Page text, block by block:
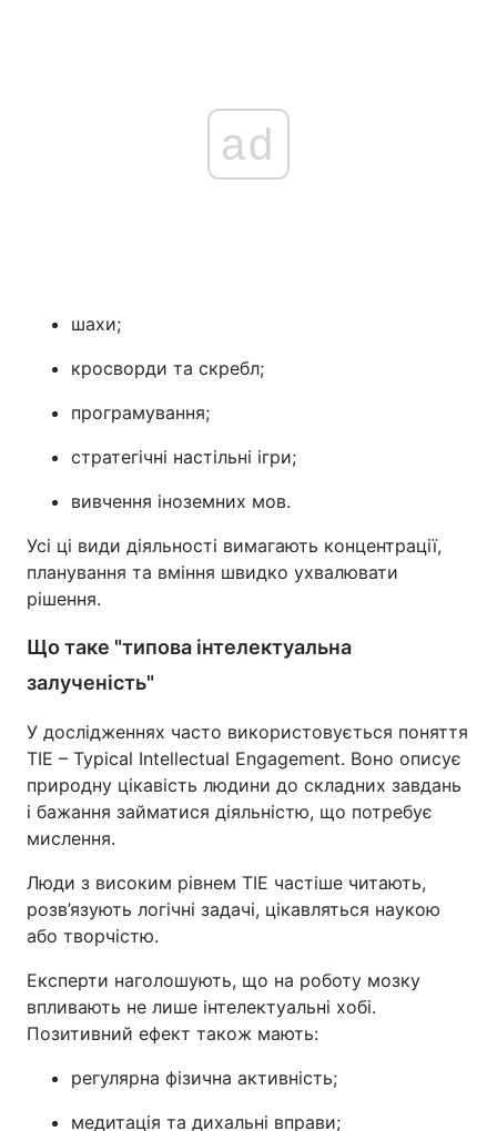
ad
шахи;
кросворди та скребл;
програмування;
стратегічні настільні ігри;
вивчення іноземних мов.
Усі ці види діяльності вимагають концентрації,
планування та вміння швидко ухвалювати
рішення.
Що таке "типова інтелектуальна
залученість"
У дослідженнях часто використовується поняття
TIE – Typical Intellectual Engagement. Воно описує
природну цікавість людини до складних завдань
і бажання займатися діяльністю, що потребує
мислення.
Люди з високим рівнем TIE частіше читають,
розв’язують логічні задачі, цікавляться наукою
або творчістю.
Експерти наголошують, що на роботу мозку
впливають не лише інтелектуальні хобі.
Позитивний ефект також мають:
регулярна фізична активність;
медитація та дихальні вправи;